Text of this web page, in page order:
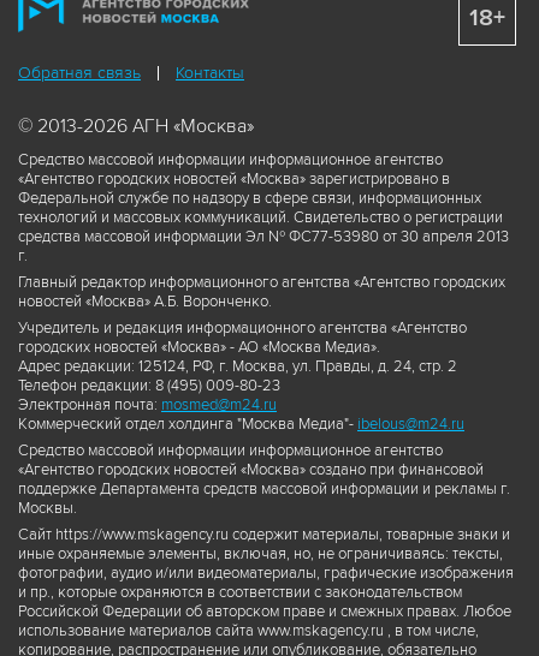
Обратная связь Контакты
© 2013-2026 АГН «Москва»
Средство массовой информации информационное агентство
«Агентство городских новостей «Москва» зарегистрировано в
Федеральной службе по надзору в сфере связи, информационных
технологий и массовых коммуникаций. Свидетельство о регистрации
средства массовой информации Эл № ФС77-53980 от 30 апреля 2013
г.
Главный редактор информационного агентства «Агентство городских
новостей «Москва» А.Б. Воронченко.
Учредитель и редакция информационного агентства «Агентство
городских новостей «Москва» - АО «Москва Медиа».
Адрес редакции: 125124, РФ, г. Москва, ул. Правды, д. 24, стр. 2
Телефон редакции: 8 (495) 009-80-23
Электронная почта: mosmed@m24.ru
Коммерческий отдел холдинга "Москва Медиа"- ibelous@m24.ru
Средство массовой информации информационное агентство
«Агентство городских новостей «Москва» создано при финансовой
поддержке Департамента средств массовой информации и рекламы г.
Москвы.
Сайт https://www.mskagency.ru содержит материалы, товарные знаки и
иные охраняемые элементы, включая, но, не ограничиваясь: тексты,
фотографии, аудио и/или видеоматериалы, графические изображения
и пр., которые охраняются в соответствии с законодательством
Российской Федерации об авторском праве и смежных правах. Любое
использование материалов сайта www.mskagency.ru , в том числе,
копирование, распространение или опубликование, обязательно
18+